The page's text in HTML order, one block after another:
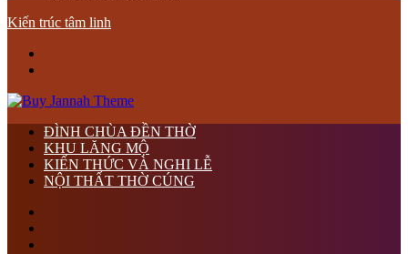
Kiến trúc tâm linh
ĐÌNH CHÙA ĐỀN THỜ
KHU LĂNG MỘ
KIẾN THỨC VÀ NGHI LỄ
NỘI THẤT THỜ CÚNG